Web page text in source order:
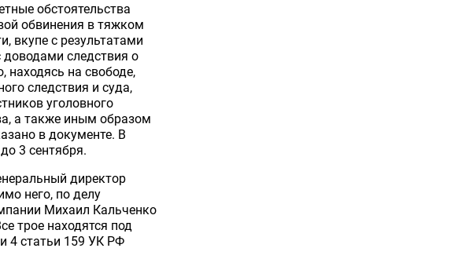
обстоятельства
обвинения в тяжком
вкупе с результатами
доводами следствия о
находясь на свободе,
следствия и суда,
уголовного
а также иным образом
в документе. В
3 сентября.
директор
него, по делу
Михаил Кальченко
трое находятся под
4 статьи 159 УК РФ